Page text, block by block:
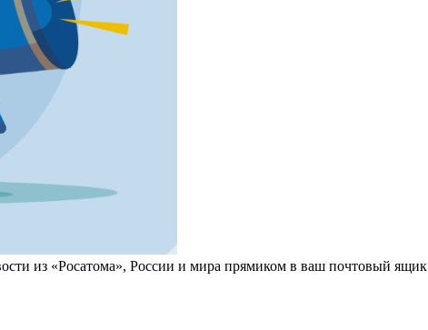
из «Росатома», России и мира прямиком в ваш почтовый ящик